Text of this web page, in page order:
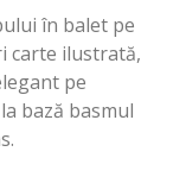
în balet pe
carte ilustrată,
pe
bază basmul